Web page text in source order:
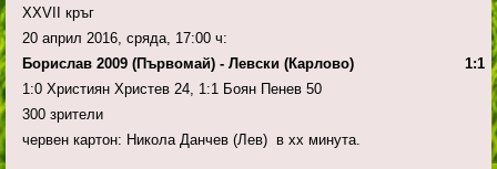
ХХVІІ кръг
20 април 2016, сряда, 17:00 ч:
Борислав 2009 (Първомай) - Левски (Карлово) 1:1
1:0 Християн Христев 24, 1:1 Боян Пенев 50
300 зрители
червен картон: Никола Данчев (Лев) в хх минута.